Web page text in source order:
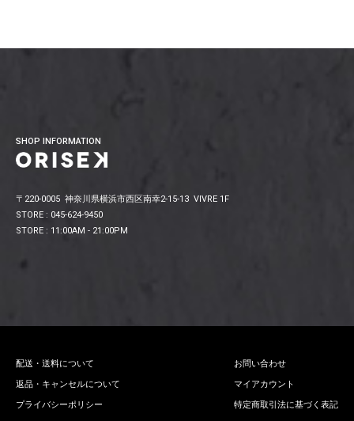
SHOP INFORMATION
〒220-0005 神奈川県横浜市西区南幸2-15-13 VIVRE 1F
STORE : 045-624-9450
STORE : 11:00AM - 21:00PM
配送・送料について
返品・キャンセルについて
プライバシーポリシー
お問い合わせ
マイアカウント
特定商取引法に基づく表記